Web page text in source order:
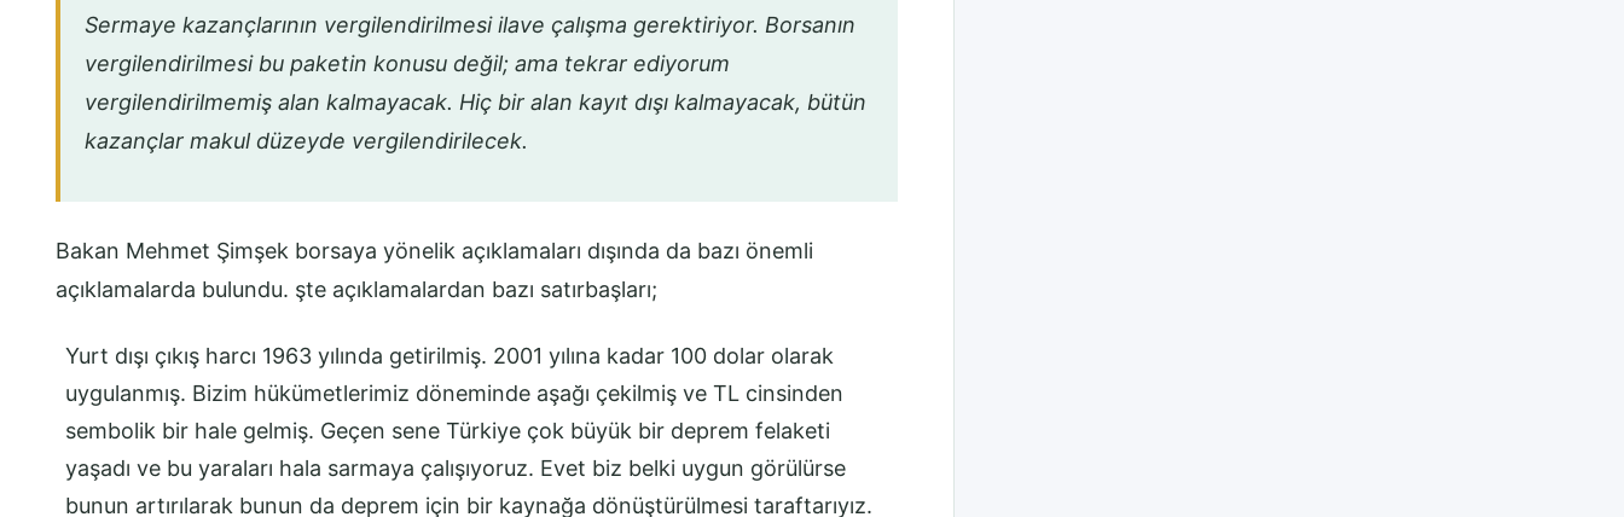
Sermaye kazançlarının vergilendirilmesi ilave çalışma gerektiriyor. Borsanın
vergilendirilmesi bu paketin konusu değil; ama tekrar ediyorum
vergilendirilmemiş alan kalmayacak. Hiç bir alan kayıt dışı kalmayacak, bütün
kazançlar makul düzeyde vergilendirilecek.
Bakan Mehmet Şimşek borsaya yönelik açıklamaları dışında da bazı önemli
açıklamalarda bulundu. şte açıklamalardan bazı satırbaşları;
Yurt dışı çıkış harcı 1963 yılında getirilmiş. 2001 yılına kadar 100 dolar olarak
uygulanmış. Bizim hükümetlerimiz döneminde aşağı çekilmiş ve TL cinsinden
sembolik bir hale gelmiş. Geçen sene Türkiye çok büyük bir deprem felaketi
yaşadı ve bu yaraları hala sarmaya çalışıyoruz. Evet biz belki uygun görülürse
bunun artırılarak bunun da deprem için bir kaynağa dönüştürülmesi taraftarıyız.